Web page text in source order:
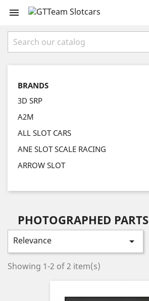

BRANDS
3D SRP
A2M
ALL SLOT CARS
ANE SLOT SCALE RACING
ARROW SLOT
PHOTOGRAPHED PARTS
Relevance 
Showing 1-2 of 2 item(s)